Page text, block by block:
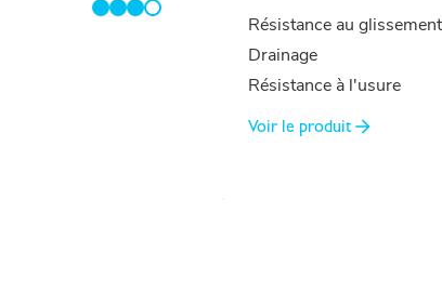
Résistance au glissement
3/4
Drainage
3/4
Résistance à l'usure
3/4
Voir le produit